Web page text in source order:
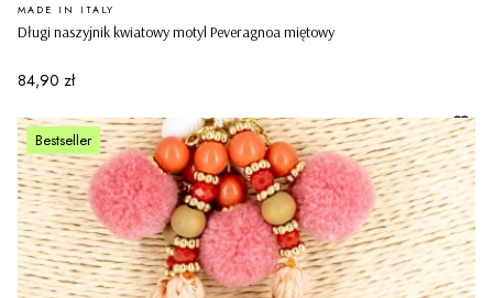
Długi naszyjnik kwiatowy motyl Peveragnoa miętowy
PRODUCENT
MADE IN ITALY
Cena
84,90 zł
Bestseller